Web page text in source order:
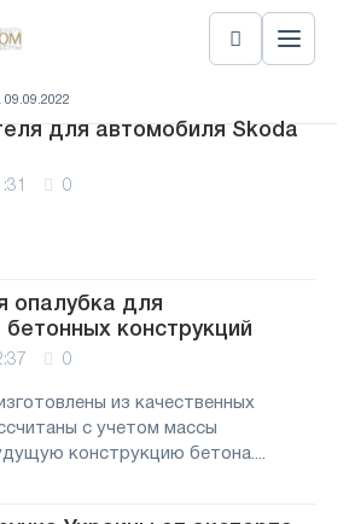
для автомобиля Skoda
0
опалубка для
бетонных конструкций
0
из качественных
с учетом массы
конструкцию бетона....